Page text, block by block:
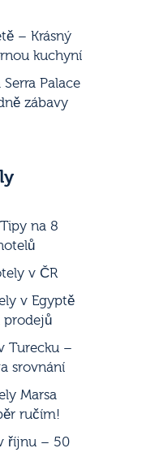
– Krásný
kuchyní
Palace
zábavy
na 8
v ČR
v Egyptě
prodejů
Turecku –
srovnání
Marsa
ručím!
říjnu – 50